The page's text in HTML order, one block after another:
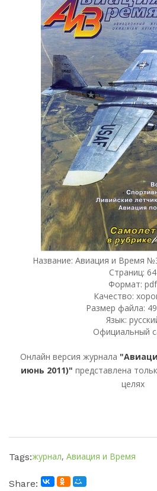
Название: Авиация и Время
Страниц: 64
Формат: pdf
Качество:
Размер файла:
Язык:
Официальный
Онлайн версия журнала
июнь 2011)" представлена
целях
Tags:журнал, Авиация и Время
Share: